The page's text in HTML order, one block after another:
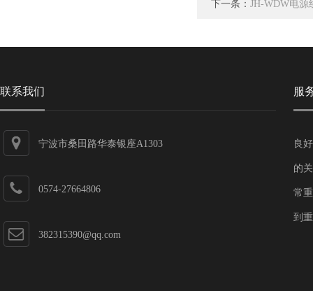
下一条： JH-WDW电源
联系我们
宁波市桑田路华泰银座A1303
0574-27664806
382315390@qq.com
服
良
的
常
到